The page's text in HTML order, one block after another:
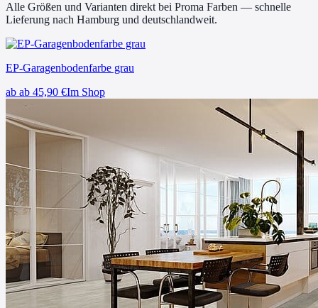
Alle Größen und Varianten direkt bei Proma Farben — schnelle
Lieferung nach Hamburg und deutschlandweit.
EP-Garagenbodenfarbe grau
ab ab 45,90 €Im Shop